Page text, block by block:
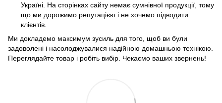
Україні. На сторінках сайту немає сумнівної продукції, тому
що ми дорожимо репутацією і не хочемо підводити
клієнтів.
Ми докладемо максимум зусиль для того, щоб ви були
задоволені і насолоджувалися надійною домашньою технікою.
Переглядайте товар і робіть вибір. Чекаємо ваших звернень!